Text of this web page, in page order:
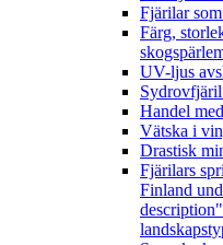
Fjärilar
Färg,
UV-ljus
Handel
Vätska i
Drastisk
Fjärilars
Finland